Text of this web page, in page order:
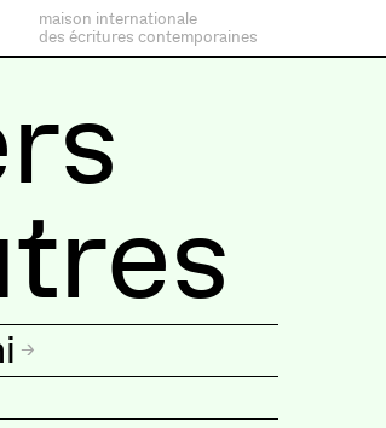
maison internationale
des écritures contemporaines